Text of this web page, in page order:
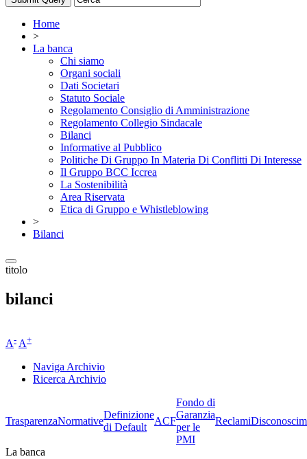
Home
>
La banca
Chi siamo
Organi sociali
Dati Societari
Statuto Sociale
Regolamento Consiglio di Amministrazione
Regolamento Collegio Sindacale
Bilanci
Informative al Pubblico
Politiche Di Gruppo In Materia Di Conflitti Di Interesse
Il Gruppo BCC Iccrea
La Sostenibilità
Area Riservata
Etica di Gruppo e Whistleblowing
>
Bilanci
titolo
bilanci
A- A+
Naviga Archivio
Ricerca Archivio
TrasparenzaNormative
Definizione
di Default
ACF
Fondo di
Garanzia
per le
PMI
Reclami
La banca